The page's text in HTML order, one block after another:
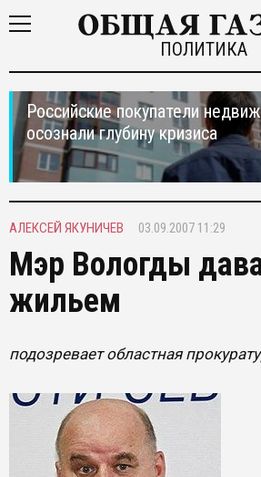
ПОЛИТИКА
Российские покупатели
осознали глубину кризиса
АЛЕКСЕЙ ЯКУНИЧЕВ 03.09.2007 11:29
Мэр Вологды
жильем
подозревает областная